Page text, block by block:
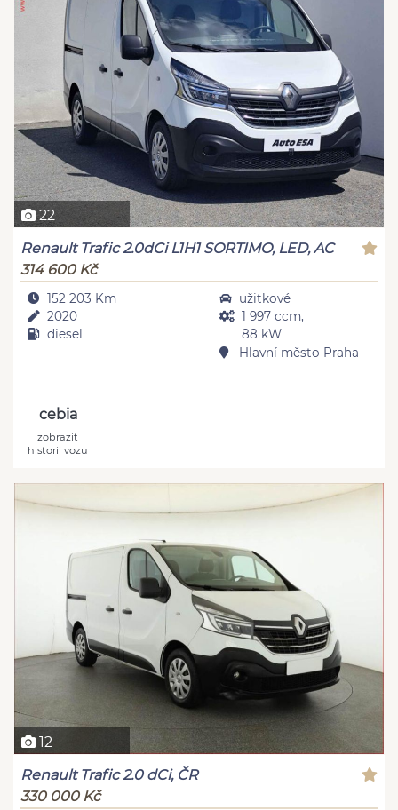
22
Renault Trafic 2.0dCi L1H1 SORTIMO, LED, AC
314 600 Kč
152 203 Km
2020
diesel
užitkové
1 997 ccm,
88 kW
Hlavní město Praha
cebia
zobrazit
historii vozu
12
Renault Trafic 2.0 dCi, ČR
330 000 Kč